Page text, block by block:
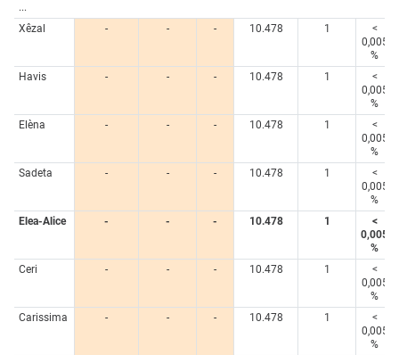
...
Xêzal
- - - 10.478 1
<
0,005
%
Havis
- - - 10.478 1
<
0,005
%
Elèna
- - - 10.478 1
<
0,005
%
Sadeta
- - - 10.478 1
<
0,005
%
Elea-Alice
- - - 10.478 1
<
0,005
%
Ceri
- - - 10.478 1
<
0,005
%
Carissima
- - - 10.478 1
<
0,005
%